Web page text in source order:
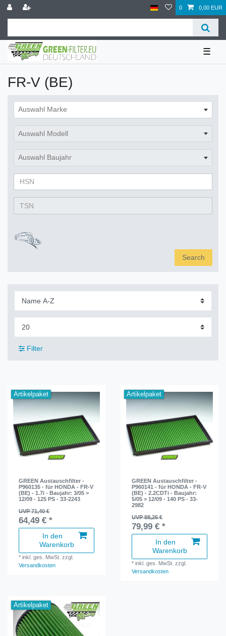
0 0,00 EUR
☰
FR-V (BE)
Auswahl Marke
Auswahl Modell
Auswahl Baujahr
Search
Filter
Artikelpaket
GREEN Austauschfilter -
P960135 - für HONDA - FR-V
(BE) - 1.7i - Baujahr: 3/05 >
12/09 - 125 PS - 33-2243
UVP 71,40 €
64,49 € *
In den
Warenkorb
*inkl. ges. MwSt. zzgl.
Versandkosten
Artikelpaket
GREEN Austauschfilter -
P960141 - für HONDA - FR-V
(BE) - 2.2CDTi - Baujahr:
5/05 > 12/09 - 140 PS - 33-
2982
UVP 88,26 €
79,99 € *
In den
Warenkorb
*inkl. ges. MwSt. zzgl.
Versandkosten
Artikelpaket